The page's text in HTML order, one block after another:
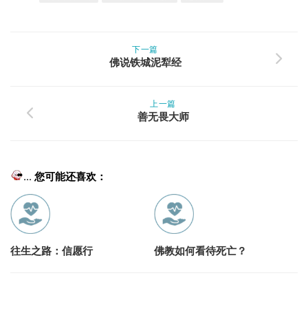
下一篇
佛说铁城泥犁经
上一篇
善无畏大师
... 您可能还喜欢：
往生之路：信愿行 佛教如何看待死亡？